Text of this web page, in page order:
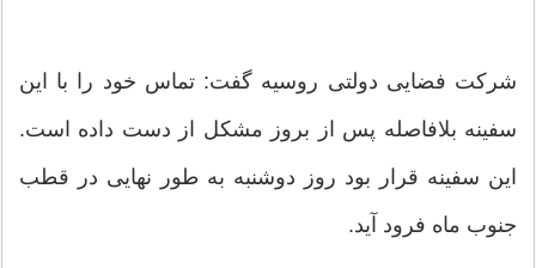
شرکت فضایی دولتی روسیه گفت: تماس خود را با این
سفینه بلافاصله پس از بروز مشکل از دست داده است.
این سفینه قرار بود روز دوشنبه به طور نهایی در قطب
جنوب ماه فرود آید.